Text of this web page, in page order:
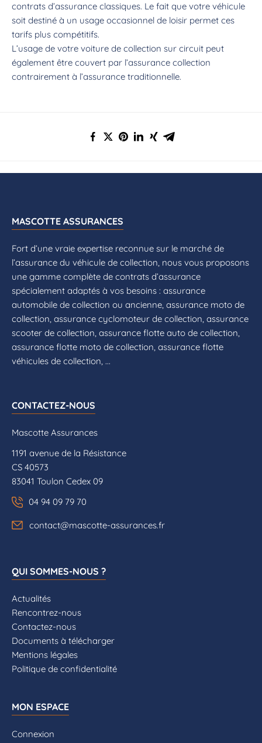
contrats d’assurance classiques. Le fait que votre véhicule
soit destiné à un usage occasionnel de loisir permet ces
tarifs plus compétitifs.
L’usage de votre voiture de collection sur circuit peut
également être couvert par l’assurance collection
contrairement à l’assurance traditionnelle.
MASCOTTE ASSURANCES
Fort d’une vraie expertise reconnue sur le marché de
l’assurance du véhicule de collection, nous vous proposons
une gamme complète de contrats d’assurance
spécialement adaptés à vos besoins : assurance
automobile de collection ou ancienne, assurance moto de
collection, assurance cyclomoteur de collection, assurance
scooter de collection, assurance flotte auto de collection,
assurance flotte moto de collection, assurance flotte
véhicules de collection, ...
CONTACTEZ-NOUS
Mascotte Assurances
1191 avenue de la Résistance
CS 40573
83041 Toulon Cedex 09
04 94 09 79 70
contact@mascotte-assurances.fr
QUI SOMMES-NOUS ?
Actualités
Rencontrez-nous
Contactez-nous
Documents à télécharger
Mentions légales
Politique de confidentialité
MON ESPACE
Connexion